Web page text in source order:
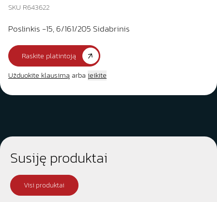
SKU R643622
Poslinkis -15, 6/161/205 Sidabrinis
Raskite platintoją
Užduokite klausimą arba įeikite
Susiję produktai
Visi produktai